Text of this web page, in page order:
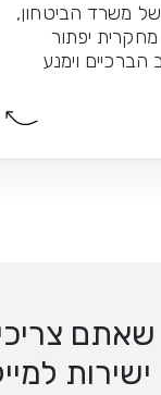
של משרד הביטחון,
יפתור
וימנע
ישירות